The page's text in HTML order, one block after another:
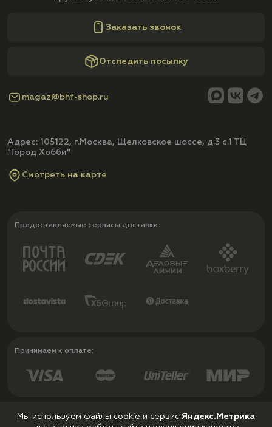
Заказать звонок
Отследить посылку
magaz@bhf-shop.ru
Адрес: 105122, г.Москва, Щелковское шоссе, д.3 с.1 ТЦ
"Город Хобби"
Смотреть на карте
Предоставляемые сервисы доставки:
Принимаем к оплате:
Мы используем файлы cookie и сервис Яндекс.Метрика